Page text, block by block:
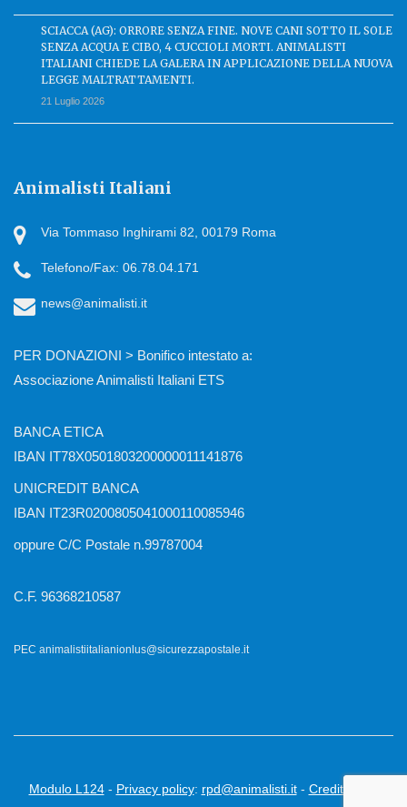
SCIACCA (AG): ORRORE SENZA FINE. NOVE CANI SOTTO IL SOLE
SENZA ACQUA E CIBO, 4 CUCCIOLI MORTI. ANIMALISTI
ITALIANI CHIEDE LA GALERA IN APPLICAZIONE DELLA NUOVA
LEGGE MALTRATTAMENTI.
21 Luglio 2026
Animalisti Italiani
Via Tommaso Inghirami 82, 00179 Roma
Telefono/Fax: 06.78.04.171
news@animalisti.it
PER DONAZIONI > Bonifico intestato a:
Associazione Animalisti Italiani ETS
BANCA ETICA
IBAN IT78X0501803200000011141876
UNICREDIT BANCA
IBAN IT23R0200805041000110085946
oppure C/C Postale n.99787004
C.F. 96368210587
PEC animalistiitalianionlus@sicurezzapostale.it
Modulo L124- Privacy policy: rpd@animalisti.it- Credits